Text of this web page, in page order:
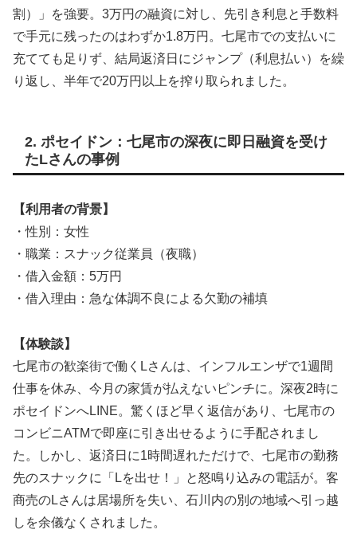
割）」を強要。3万円の融資に対し、先引き利息と手数料
で手元に残ったのはわずか1.8万円。七尾市での支払いに
充てても足りず、結局返済日にジャンプ（利息払い）を繰
り返し、半年で20万円以上を搾り取られました。
2. ポセイドン：七尾市の深夜に即日融資を受け
たLさんの事例
【利用者の背景】
・性別：女性
・職業：スナック従業員（夜職）
・借入金額：5万円
・借入理由：急な体調不良による欠勤の補填
【体験談】
七尾市の歓楽街で働くLさんは、インフルエンザで1週間
仕事を休み、今月の家賃が払えないピンチに。深夜2時に
ポセイドンへLINE。驚くほど早く返信があり、七尾市の
コンビニATMで即座に引き出せるように手配されまし
た。しかし、返済日に1時間遅れただけで、七尾市の勤務
先のスナックに「Lを出せ！」と怒鳴り込みの電話が。客
商売のLさんは居場所を失い、石川内の別の地域へ引っ越
しを余儀なくされました。